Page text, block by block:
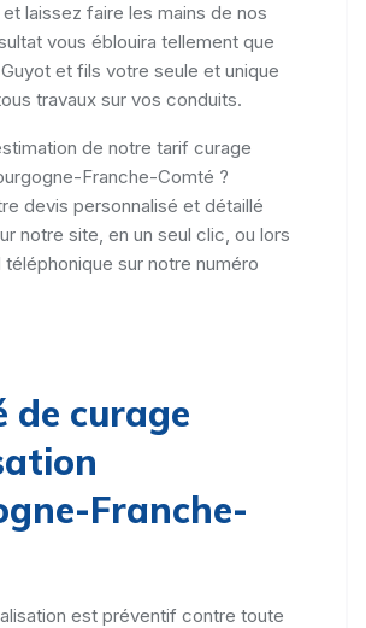
laissez faire les mains de nos
vous éblouira tellement que
et fils votre seule et unique
travaux sur vos conduits.
de notre tarif curage
Franche-Comté ?
devis personnalisé et détaillé
notre site, en un seul clic, ou lors
sur notre numéro
de curage
Franche-
est préventif contre toute